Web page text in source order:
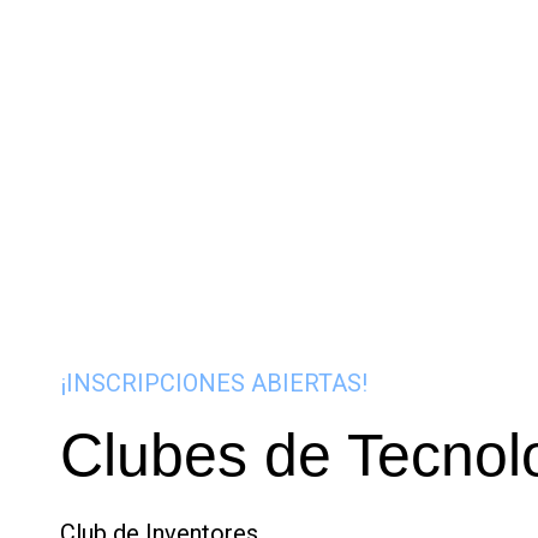
¡INSCRIPCIONES ABIERTAS!
Clubes de